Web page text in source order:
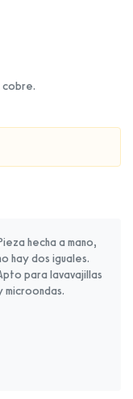
cobre.
hecha a mano,
hay dos iguales.
para lavavajillas
microondas.